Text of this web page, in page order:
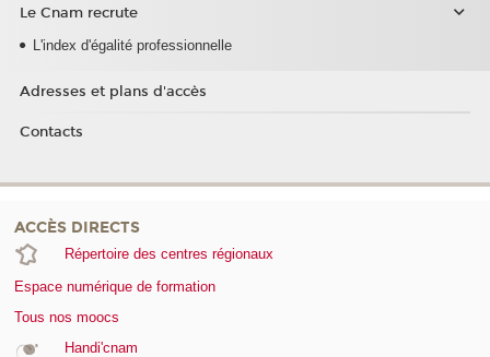
Le Cnam recrute
L'index d'égalité professionnelle
Adresses et plans d'accès
Contacts
ACCÈS DIRECTS
Répertoire des centres régionaux
Espace numérique de formation
Tous nos moocs
Handi'cnam